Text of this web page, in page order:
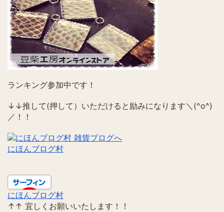
ランキング参加中です！
↓↓推して(押して）いただけると励みになります＼(^o^)
／！！
にほんブログ村
にほんブログ村
↑↑ 宜しくお願いいたします！！